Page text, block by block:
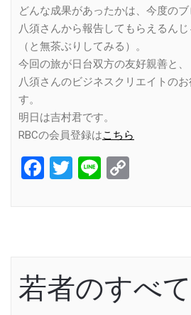
どんな成果があったかは、今度の
八須さんから報告してもらえるん
（と無茶ぶりしてみる）。
今回の旅が日台双方の友好親善と、
八須さんのビジネスクリエイトの
す。
明日は吉村君です。
RBCの会員登録はこちら
Facebook
Twitter
Line
若者のすべて